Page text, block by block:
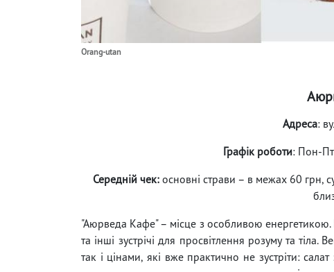
Оrang-utan
Адреса:
Графік роботи: Пон-
Середній чек: основні страви – в межах 60 грн,
"Аюрведа Кафе" – місце з особливою енергетикою.
та інші зустрічі для просвітлення розуму та тіла.
так і цінами, які вже практично не зустріти: